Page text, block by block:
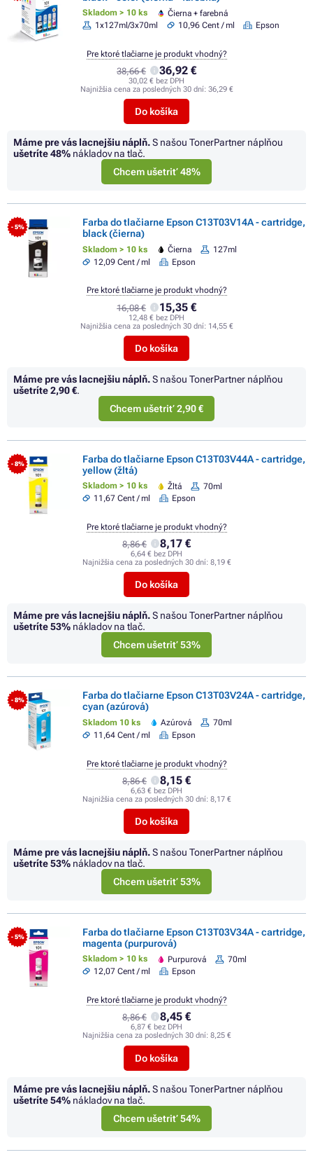
Skladom > 10 ks
Čierna + farebná
1x127ml/3x70ml
10,96 Cent / ml Epson
38,66 € 36,92 €
30,02 € bez DPH
Najnižšia cena za posledných 30 dní: 36,29 €
Do košíka
Pre ktoré tlačiarne je produkt vhodný?
Máme pre vás lacnejšiu náplň.S našou TonerPartner náplňou
ušetríte48% nákladov na tlač.
Chcem ušetriť 48%
- 5%
Farba do tlačiarne Epson C13T03V14A - cartridge,
black (čierna)
Skladom > 10 ks Čierna
127ml
12,09 Cent / ml
Epson
16,08 € 15,35 €
12,48 € bez DPH
Najnižšia cena za posledných 30 dní: 14,55 €
Do košíka
Pre ktoré tlačiarne je produkt vhodný?
Máme pre vás lacnejšiu náplň.S našou TonerPartner náplňou
ušetríte2,90 €.
Chcem ušetriť 2,90 €
- 8%
Farba do tlačiarne Epson C13T03V44A - cartridge,
yellow (žltá)
Skladom > 10 ks Žltá
70ml
11,67 Cent / ml
Epson
8,86 € 8,17 €
6,64 € bez DPH
Najnižšia cena za posledných 30 dní: 8,19 €
Do košíka
Pre ktoré tlačiarne je produkt vhodný?
Máme pre vás lacnejšiu náplň.S našou TonerPartner náplňou
ušetríte53% nákladov na tlač.
Chcem ušetriť 53%
- 8%
Farba do tlačiarne Epson C13T03V24A - cartridge,
cyan (azúrová)
Skladom 10 ks Azúrová
70ml
11,64 Cent / ml
Epson
8,86 € 8,15 €
6,63 € bez DPH
Najnižšia cena za posledných 30 dní: 8,17 €
Do košíka
Pre ktoré tlačiarne je produkt vhodný?
Máme pre vás lacnejšiu náplň.S našou TonerPartner náplňou
ušetríte53% nákladov na tlač.
Chcem ušetriť 53%
- 5%
Farba do tlačiarne Epson C13T03V34A - cartridge,
magenta (purpurová)
Skladom > 10 ks Purpurová
70ml
12,07 Cent / ml
Epson
8,86 € 8,45 €
6,87 € bez DPH
Najnižšia cena za posledných 30 dní: 8,25 €
Do košíka
Pre ktoré tlačiarne je produkt vhodný?
Máme pre vás lacnejšiu náplň.S našou TonerPartner náplňou
ušetríte54% nákladov na tlač.
Chcem ušetriť 54%